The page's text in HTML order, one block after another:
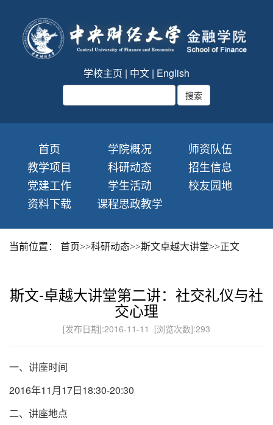
学校主页 | 中文 | English
首页 学院概况
师资队伍
教学项目
科研动态
招生信息
党建工作
学生活动
校友园地
资料下载
课程思政教学
当前位置： 首页>>科研动态>>斯文卓越大讲堂>>正文
斯文-卓越大讲堂第二讲：社交礼仪与社
交心理
[发布日期]:2016-11-11 [浏览次数]:293
一、讲座时间
2016年11月17日18:30-20:30
二、讲座地点